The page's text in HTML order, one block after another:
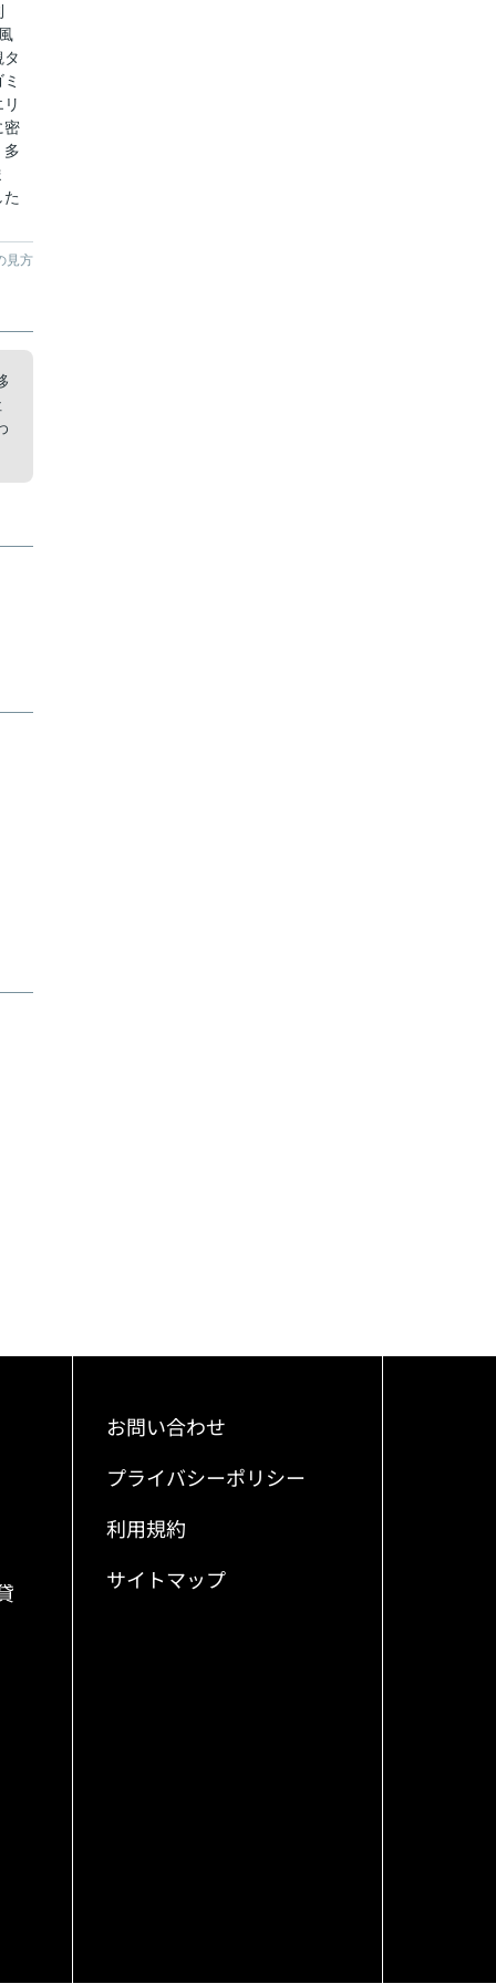
密
多
見方
お問い合わせ
プライバシーポリシー
利用規約
サイトマップ